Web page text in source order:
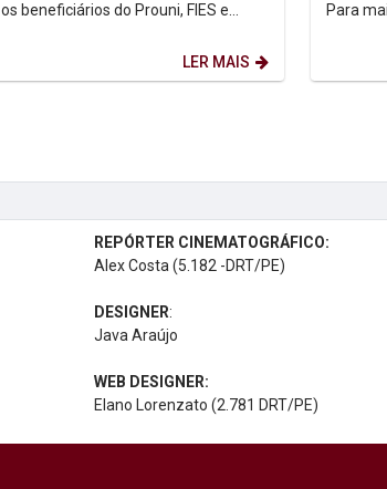
os beneficiários do Prouni, FIES e
LER MAIS
Para
REPÓRTER CINEMATOGRÁFICO:
Alex Costa (5.182 -DRT/PE)
DESIGNER:
Java Araújo
WEB DESIGNER:
Elano Lorenzato (2.781 DRT/PE)